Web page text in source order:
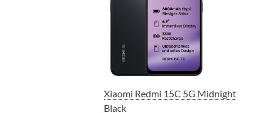
Xiaomi Redmi 15C 5G Midnight
Black